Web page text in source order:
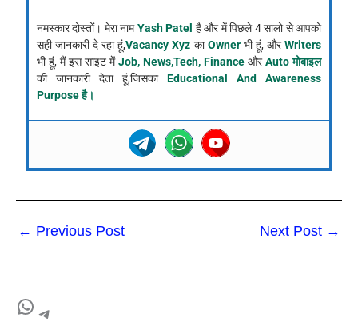
नमस्कार दोस्तों। मेरा नामYash Patel है और में पिछले 4 सालो से आपको
सही जानकारी दे रहा हूं,Vacancy Xyz काOwnerभी हूं, औरWriters
भी हूं, मैं इस साइट मेंJob, News,Tech, Finance औरAuto मोबाइल
की जानकारी देता हूं,जिसका Educational And Awareness
Purpose है।
← Previous Post Next Post →